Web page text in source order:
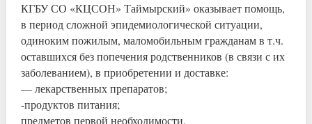
КГБУ СО «КЦСОН» Таймырский» оказывает помощь,
в период сложной эпидемиологической ситуации,
одиноким пожилым, маломобильным гражданам в т.ч.
оставшихся без попечения родственников (в связи с их
заболеванием), в приобретении и доставке:
— лекарственных препаратов;
-продуктов питания;
предметов первой необходимости.